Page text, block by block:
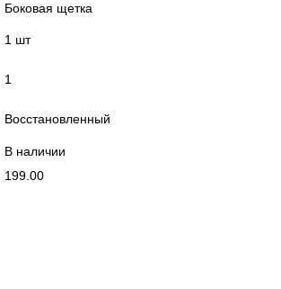
Боковая щетка
1 шт
1
Восстановленный
В наличии
199.00